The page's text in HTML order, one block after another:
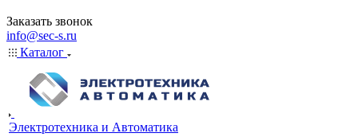
Заказать звонок
info@sec-s.ru
Каталог
Электротехника и Автоматика